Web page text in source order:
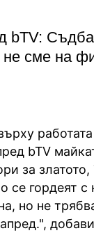
bTV:
сме на
bTV
за
се гордеят
но не